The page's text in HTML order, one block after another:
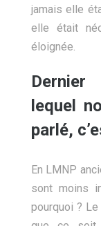
jamais elle
elle était
éloignée.
lequel
parlé,
En LMNP
sont moins
pourquoi ? Le